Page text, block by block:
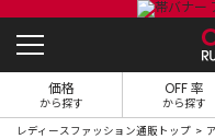
価格
から探す
OFF 率
から探す
レディースファッション通販トップ